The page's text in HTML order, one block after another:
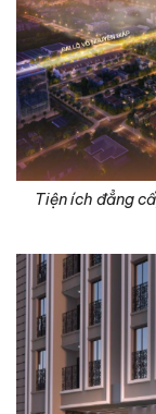
Tiện ích đẳng